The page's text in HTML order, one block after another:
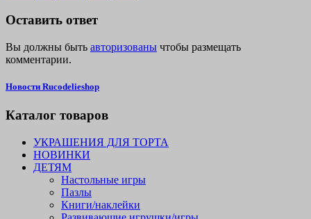
Оставить ответ
Вы должны быть авторизованы чтобы размещать
комментарии.
Новости Rucodelieshop
Каталог товаров
УКРАШЕНИЯ ДЛЯ ТОРТА
НОВИНКИ
ДЕТЯМ
Настольные игры
Пазлы
Книги/наклейки